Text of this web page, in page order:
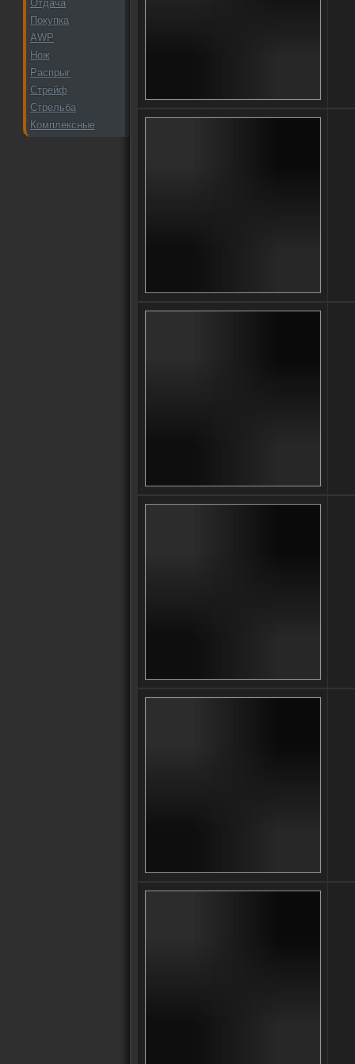
Отдача
Покупка
AWP
Нож
Распрыг
Стрейф
Стрельба
Комплексные